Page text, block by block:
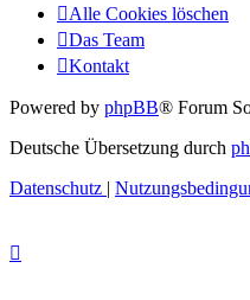
Alle Cookies löschen
Das Team
Kontakt
Powered by phpBB® Forum
Deutsche Übersetzung durch
Datenschutz |